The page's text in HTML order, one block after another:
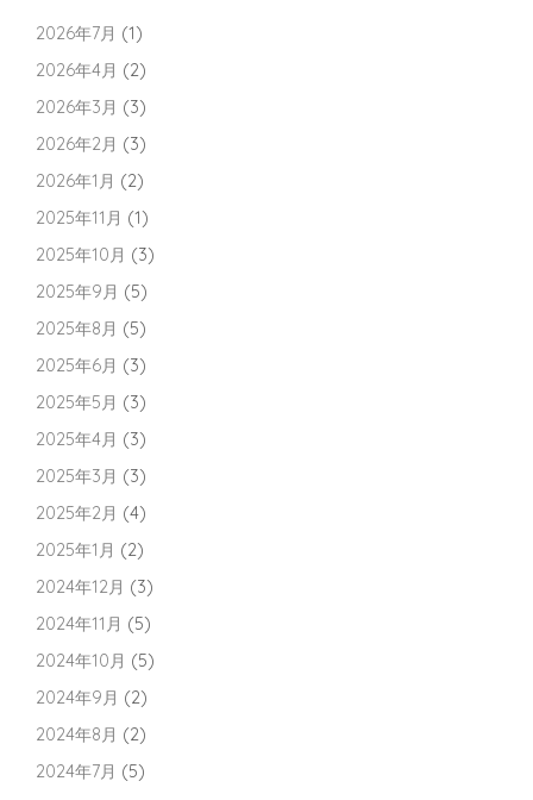
2026年7月 (1)
2026年4月 (2)
2026年3月 (3)
2026年2月 (3)
2026年1月 (2)
2025年11月 (1)
2025年10月 (3)
2025年9月 (5)
2025年8月 (5)
2025年6月 (3)
2025年5月 (3)
2025年4月 (3)
2025年3月 (3)
2025年2月 (4)
2025年1月 (2)
2024年12月 (3)
2024年11月 (5)
2024年10月 (5)
2024年9月 (2)
2024年8月 (2)
2024年7月 (5)